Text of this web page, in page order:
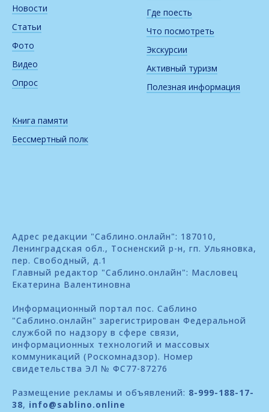
Новости
Статьи
Фото
Видео
Опрос
Книга памяти
Бессмертный полк
Где поесть
Что посмотреть
Экскурсии
Активный туризм
Полезная информация
Адрес редакции "Саблино.онлайн": 187010,
Ленинградская обл., Тосненский р-н, гп. Ульяновка,
пер. Свободный, д.1
Главный редактор "Саблино.онлайн": Масловец
Екатерина Валентиновна
Информационный портал пос. Саблино
"Саблино.онлайн" зарегистрирован Федеральной
службой по надзору в сфере связи,
информационных технологий и массовых
коммуникаций (Роскомнадзор). Номер
свидетельства ЭЛ № ФС77-87276
Размещение рекламы и объявлений: 8-999-188-17-
38, info@sablino.online